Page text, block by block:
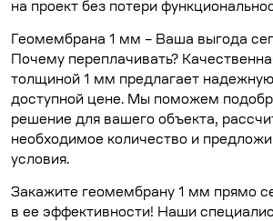
на проект без потери
Геомембрана 1 мм – Ваша выгода
Почему переплачивать?
толщиной 1 мм предлагает
доступной цене. Мы поможем
решение для вашего объекта,
необходимое количество и
условия.
Закажите геомембрану 1 мм прямо
в ее эффективности! Наши